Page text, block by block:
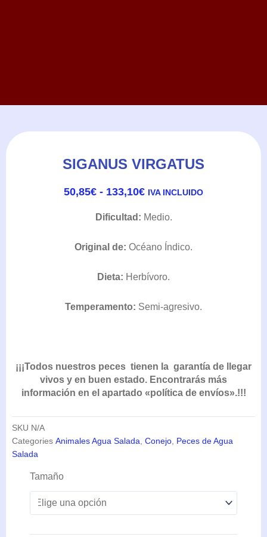
SIGANUS VIRGATUS
50,85€ - 133,10€DE
DESDE
HASTA
IVA INCLUIDO
Dificultad: Medio.
Original de: Océano Índico.
Dieta: Herbívoro.
Temperamento: Semi-agresivo.
¡¡¡Todos nuestros peces tienen la garantía de llegar
vivos y en buen estado. Encontrarás más
información en el apartado «política de envíos».!!!
SKU N/A
Categories Animales Agua Salada Conejo Peces de Agua
Salada
Tamaño
Siganus
cantidad